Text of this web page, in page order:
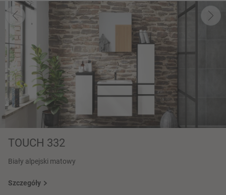
TOUCH 332
Biały alpejski matowy
Szczegóły